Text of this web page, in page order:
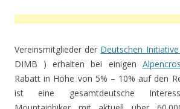
Vereinsmitglieder der Deutschen
DIMB ) erhalten bei einigen
Rabatt in Höhe von 5% – 10% auf den
ist eine gesamtdeutsche